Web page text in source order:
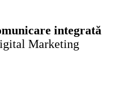
integrată
Marketing